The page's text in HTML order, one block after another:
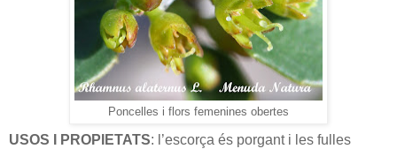
Poncelles i flors femenines obertes
USOS I PROPIETATS: l’escorça és porgant i les fulles